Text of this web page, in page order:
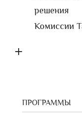
решения
Комиссии
+
ПРОГРАММЫ